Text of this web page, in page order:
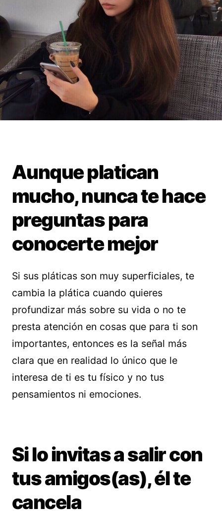
Aunque platican
mucho, nunca te hace
preguntas para
conocerte mejor
Si sus pláticas son muy superficiales, te
cambia la plática cuando quieres
profundizar más sobre su vida o no te
presta atención en cosas que para ti son
importantes, entonces es la señal más
clara que en realidad lo único que le
interesa de ti es tu físico y no tus
pensamientos ni emociones.
Si lo invitas a salir con
tus amigos(as), él te
cancela